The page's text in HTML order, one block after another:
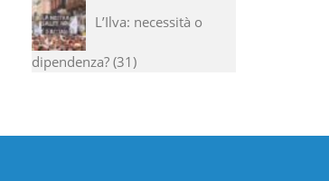
L’Ilva: necessità o
dipendenza? 31